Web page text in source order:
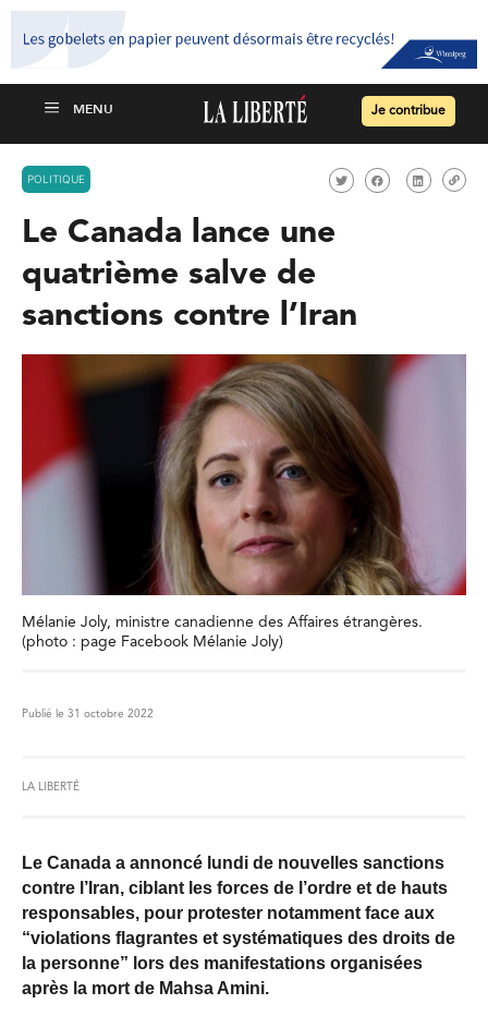
Je contribue
POLITIQUE
Le Canada lance une
quatrième salve de
sanctions contre l’Iran
Mélanie Joly, ministre canadienne des Affaires étrangères.
(photo : page Facebook Mélanie Joly)
Publié le 31 octobre 2022
LA LIBERTÉ
Le Canada a annoncé lundi de nouvelles sanctions
contre l’Iran, ciblant les forces de l’ordre et de hauts
responsables, pour protester notamment face aux
“violations flagrantes et systématiques des droits de
la personne” lors des manifestations organisées
après la mort de Mahsa Amini.